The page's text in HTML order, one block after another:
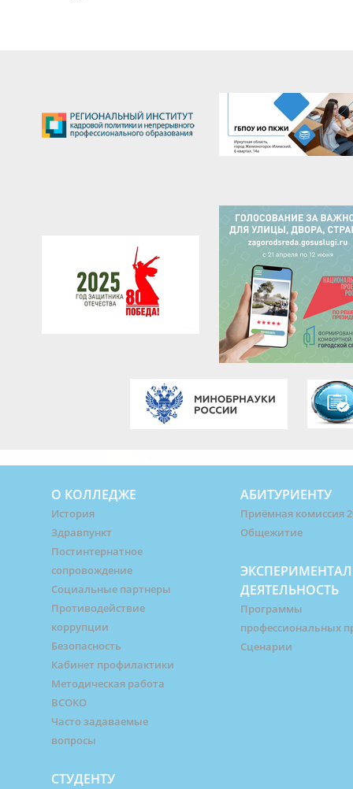
О КОЛЛЕДЖЕ
История
Здравпункт
Постинтернатное
сопровождение
Социальные партнеры
Противодействие
коррупции
Безопасность
Кабинет профилактики
Методическая работа
ВСОКО
Часто задаваемые
вопросы
СТУДЕНТУ
АБИТУРИЕНТУ
Приёмная комиссия
Общежитие
ДЕЯТЕЛЬНОСТЬ
Программы
профессиональных
Сценарии